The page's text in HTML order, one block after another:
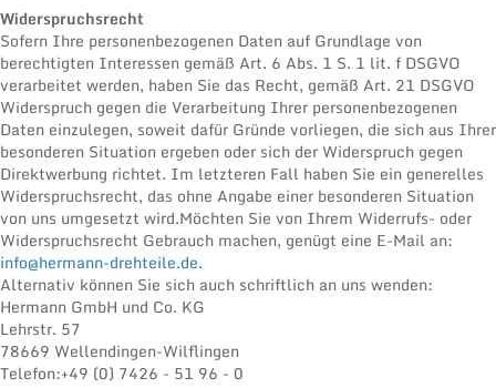
Widerspruchsrecht
Sofern Ihre personenbezogenen Daten auf Grundlage von
berechtigten Interessen gemäß Art. 6 Abs. 1 S. 1 lit. f DSGVO
verarbeitet werden, haben Sie das Recht, gemäß Art. 21 DSGVO
Widerspruch gegen die Verarbeitung Ihrer personenbezogenen
Daten einzulegen, soweit dafür Gründe vorliegen, die sich aus Ihrer
besonderen Situation ergeben oder sich der Widerspruch gegen
Direktwerbung richtet. Im letzteren Fall haben Sie ein generelles
Widerspruchsrecht, das ohne Angabe einer besonderen Situation
von uns umgesetzt wird.Möchten Sie von Ihrem Widerrufs- oder
Widerspruchsrecht Gebrauch machen, genügt eine E-Mail an:
info@hermann-drehteile.de.
Alternativ können Sie sich auch schriftlich an uns wenden:
Hermann GmbH und Co. KG
Lehrstr. 57
78669 Wellendingen-Wilflingen
Telefon:+49 (0) 7426 - 51 96 - 0